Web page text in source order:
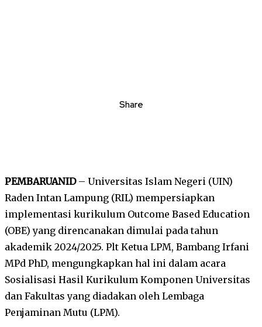
Share
PEMBARUANID– Universitas Islam Negeri (UIN)
Raden Intan Lampung (RIL) mempersiapkan
implementasi kurikulum Outcome Based Education
(OBE) yang direncanakan dimulai pada tahun
akademik 2024/2025. Plt Ketua LPM, Bambang Irfani
MPd PhD, mengungkapkan hal ini dalam acara
Sosialisasi Hasil Kurikulum Komponen Universitas
dan Fakultas yang diadakan oleh Lembaga
Penjaminan Mutu (LPM).